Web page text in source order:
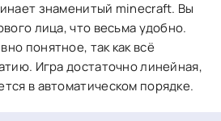
знаменитый minecraft. Вы
лица, что весьма удобно.
понятное, так как всё
Игра достаточно линейная,
в автоматическом порядке.